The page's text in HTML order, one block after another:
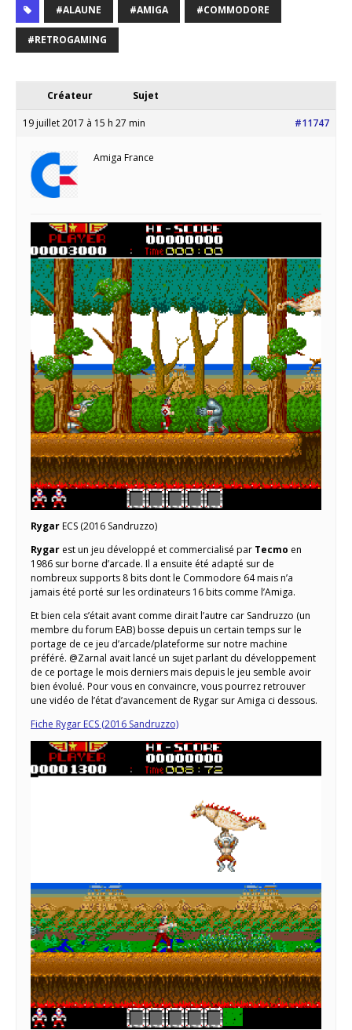
#ALAUNE #AMIGA #COMMODORE
#RETROGAMING
Créateur Sujet
19 juillet 2017 à 15 h 27 min #11747
Amiga France
RygarECS (2016 Sandruzzo)
Rygar est un jeu développé et commercialisé par Tecmo en
1986 sur borne d’arcade. Il a ensuite été adapté sur de
nombreux supports 8 bits dont le Commodore 64 mais n’a
jamais été porté sur les ordinateurs 16 bits comme l’Amiga.
Et bien cela s’était avant comme dirait l’autre car Sandruzzo (un
membre du forum EAB) bosse depuis un certain temps sur le
portage de ce jeu d’arcade/plateforme sur notre machine
préféré. @Zarnal avait lancé un sujet parlant du développement
de ce portage le mois derniers mais depuis le jeu semble avoir
bien évolué. Pour vous en convaincre, vous pourrez retrouver
une vidéo de l’état d’avancement de Rygar sur Amiga ci dessous.
Fiche Rygar ECS (2016 Sandruzzo)